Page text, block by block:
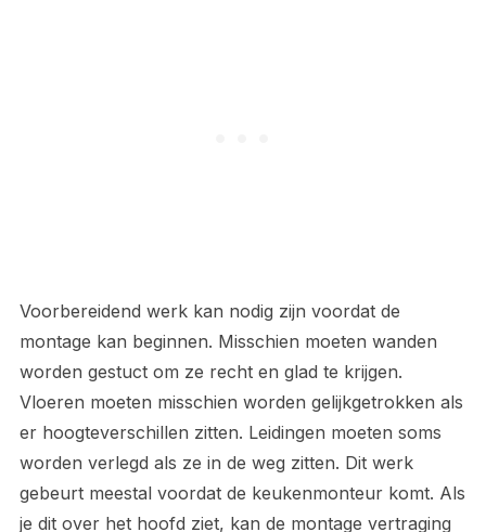
Voorbereidend werk kan nodig zijn voordat de
montage kan beginnen. Misschien moeten wanden
worden gestuct om ze recht en glad te krijgen.
Vloeren moeten misschien worden gelijkgetrokken als
er hoogteverschillen zitten. Leidingen moeten soms
worden verlegd als ze in de weg zitten. Dit werk
gebeurt meestal voordat de keukenmonteur komt. Als
je dit over het hoofd ziet, kan de montage vertraging